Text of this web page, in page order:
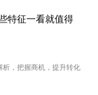
特征一看就值得
，把握商机，提升转化